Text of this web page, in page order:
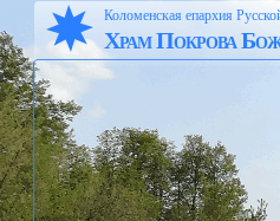
Коломенская епархия
Храм Покрова